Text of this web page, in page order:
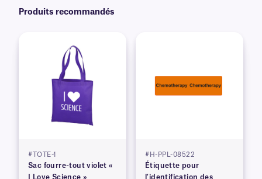
Produits recommandés
#TOTE-1
Sac fourre-tout violet «
I Love Science »
#H-PPL-08522
Étiquette pour
l'identification des